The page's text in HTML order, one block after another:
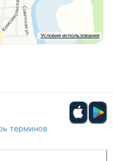
Условия использования
терминов